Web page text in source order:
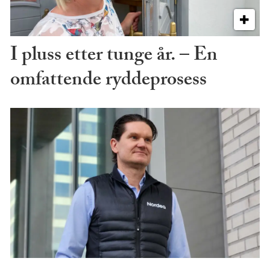
I pluss etter tunge år. – En
omfattende ryddeprosess